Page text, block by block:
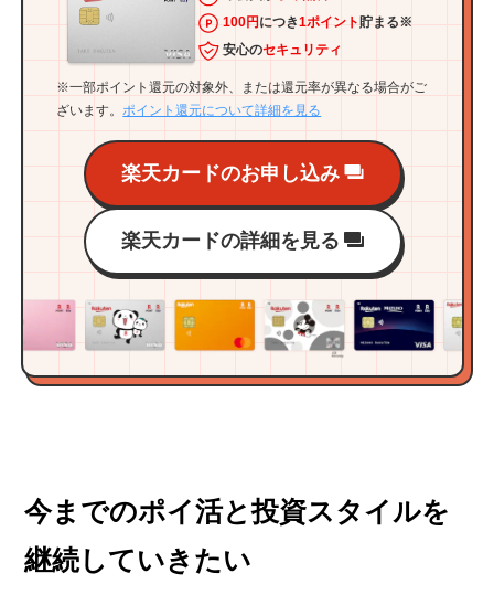
100円につき1ポイント貯まる※
安心のセキュリティ
※一部ポイント還元の対象外、または還元率が異なる場合がご
ざいます。ポイント還元について詳細を見る
楽天カードのお申し込み
楽天カードの詳細を見る
今までのポイ活と投資スタイルを
継続していきたい